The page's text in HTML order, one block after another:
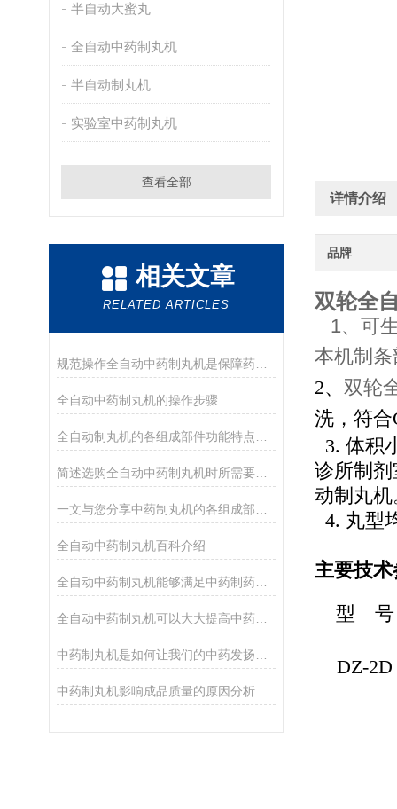
半自动大蜜丸
全自动中药制丸机
半自动制丸机
实验室中药制丸机
查看全部
相关文章
RELATED ARTICLES
全自动中药制丸机的操作步骤
简述选购全自动中药制丸机时所需要考虑的关键因素
全自动中药制丸机百科介绍
中药制丸机影响成品质量的原因分析
详情介绍
品牌
双轮全
1、可
本机制
2、 双轮
洗，符
3. 体积
诊所制
动制丸
4. 丸型
主要技
型 号
DZ-2D